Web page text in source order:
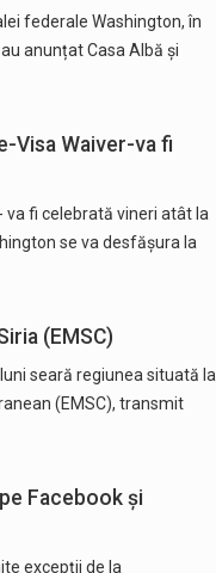
federale Washington, în
anunțat Casa Albă și
Visa Waiver-va fi
va fi celebrată vineri atât la
se va desfășura la
(EMSC)
seară regiunea situată la
(EMSC), transmit
Facebook și
excepţii de la